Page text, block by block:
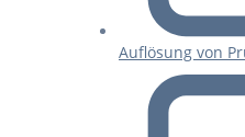
Auflösung von